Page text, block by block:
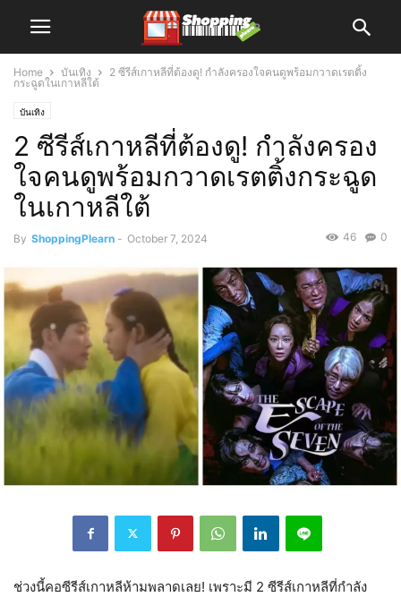
Home บันเทิง
2 ซีรีส์เกาหลีที่ต้องดู! กำลังครองใจคนดูพร้อมกวาดเรตติ้ง
กระฉูดในเกาหลีใต้
บันเทิง
2 ซีรีส์เกาหลีที่ต้องดู! กำลังครอง
ใจคนดูพร้อมกวาดเรตติ้งกระฉูด
ในเกาหลีใต้
By ShoppingPlearn - October 7, 2024 0
46
ช่วงนี้คอซีรีส์เกาหลีห้ามพลาดเลย! เพราะมี 2 ซีรีส์เกาหลีที่กำลัง